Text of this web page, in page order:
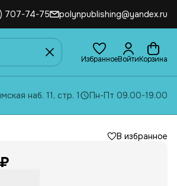
707-74-75 polynpublishing@yandex.ru
ИзбранноеВойтиКорзина
наб. 11, стр. 1 Пн-Пт 09.00-19.00
В избранное